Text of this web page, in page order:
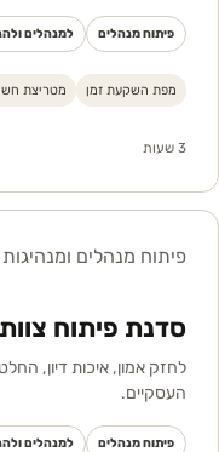
פיתוח מנהלים למנהלים
מפת השקעת זמן מטריצת
3 שעות
פיתוח מנהלים ומנהיגות
סדנת פיתוח
לחזק אמון, איכות דיון,
העסקיים.
פיתוח מנהלים למנהלים